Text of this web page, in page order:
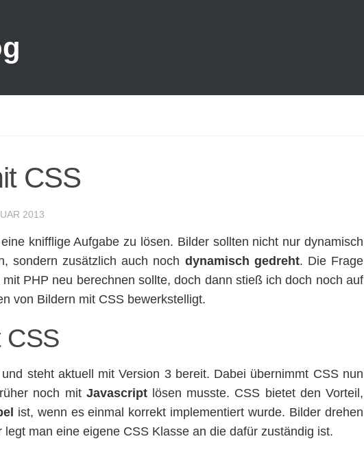
CSS
2013
knifflige Aufgabe zu lösen. Bilder sollten nicht nur dynamisch
sondern zusätzlich auch noch dynamisch gedreht. Die Frage
PHP neu berechnen sollte, doch dann stieß ich doch noch auf
von Bildern mit CSS bewerkstelligt.
CSS
steht aktuell mit Version 3 bereit. Dabei übernimmt CSS nun
noch mit Javascriptlösen musste. CSS bietet den Vorteil,
ist, wenn es einmal korrekt implementiert wurde. Bilder drehen
man eine eigene CSS Klasse an die dafür zuständig ist.